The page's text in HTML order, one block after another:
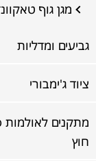
מגן גוף
גביעים ומדליות
ציוד ג'ימבורי
מתקנים לאולמות
חוץ